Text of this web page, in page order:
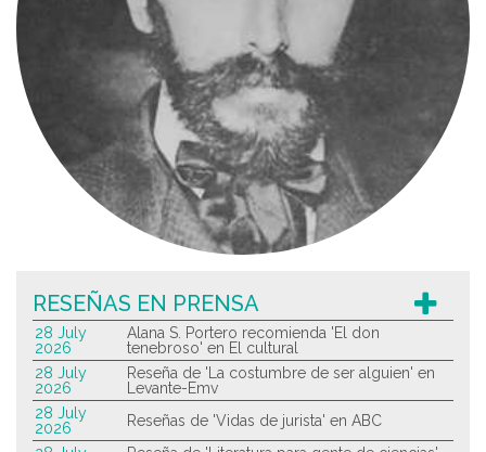
RESEÑAS EN PRENSA
28 July
2026
Alana S. Portero recomienda 'El don
tenebroso' en El cultural
28 July
2026
Reseña de 'La costumbre de ser alguien' en
Levante-Emv
28 July
2026
Reseñas de 'Vidas de jurista' en ABC